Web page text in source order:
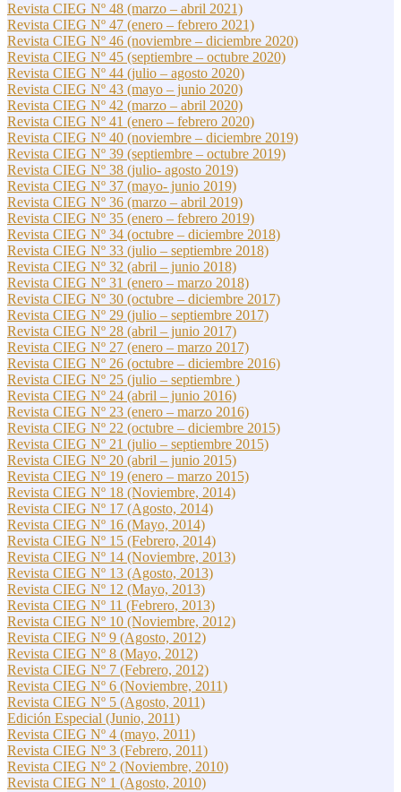
Revista CIEG Nº 1 (Agosto, 2010)
Revista CIEG Nº 2 (Noviembre, 2010)
Revista CIEG Nº 3 (Febrero, 2011)
Revista CIEG Nº 4 (mayo, 2011)
Edición Especial (Junio, 2011)
Revista CIEG Nº 5 (Agosto, 2011)
Revista CIEG Nº 6 (Noviembre, 2011)
Revista CIEG Nº 7 (Febrero, 2012)
Revista CIEG Nº 8 (Mayo, 2012)
Revista CIEG Nº 9 (Agosto, 2012)
Revista CIEG Nº 10 (Noviembre, 2012)
Revista CIEG Nº 11 (Febrero, 2013)
Revista CIEG Nº 12 (Mayo, 2013)
Revista CIEG Nº 13 (Agosto, 2013)
Revista CIEG Nº 14 (Noviembre, 2013)
Revista CIEG Nº 15 (Febrero, 2014)
Revista CIEG Nº 16 (Mayo, 2014)
Revista CIEG Nº 17 (Agosto, 2014)
Revista CIEG Nº 18 (Noviembre, 2014)
Revista CIEG Nº 19 (enero – marzo 2015)
Revista CIEG Nº 20 (abril – junio 2015)
Revista CIEG Nº 21 (julio – septiembre 2015)
Revista CIEG Nº 22 (octubre – diciembre 2015)
Revista CIEG Nº 23 (enero – marzo 2016)
Revista CIEG Nº 24 (abril – junio 2016)
Revista CIEG Nº 25 (julio – septiembre )
Revista CIEG Nº 26 (octubre – diciembre 2016)
Revista CIEG Nº 27 (enero – marzo 2017)
Revista CIEG Nº 28 (abril – junio 2017)
Revista CIEG Nº 29 (julio – septiembre 2017)
Revista CIEG Nº 30 (octubre – diciembre 2017)
Revista CIEG Nº 31 (enero – marzo 2018)
Revista CIEG Nº 32 (abril – junio 2018)
Revista CIEG Nº 33 (julio – septiembre 2018)
Revista CIEG Nº 34 (octubre – diciembre 2018)
Revista CIEG Nº 35 (enero – febrero 2019)
Revista CIEG Nº 36 (marzo – abril 2019)
Revista CIEG Nº 37 (mayo- junio 2019)
Revista CIEG Nº 38 (julio- agosto 2019)
Revista CIEG Nº 39 (septiembre – octubre 2019)
Revista CIEG Nº 40 (noviembre – diciembre 2019)
Revista CIEG Nº 41 (enero – febrero 2020)
Revista CIEG Nº 42 (marzo – abril 2020)
Revista CIEG Nº 43 (mayo – junio 2020)
Revista CIEG Nº 44 (julio – agosto 2020)
Revista CIEG Nº 45 (septiembre – octubre 2020)
Revista CIEG Nº 46 (noviembre – diciembre 2020)
Revista CIEG Nº 47 (enero – febrero 2021)
Revista CIEG Nº 48 (marzo – abril 2021)